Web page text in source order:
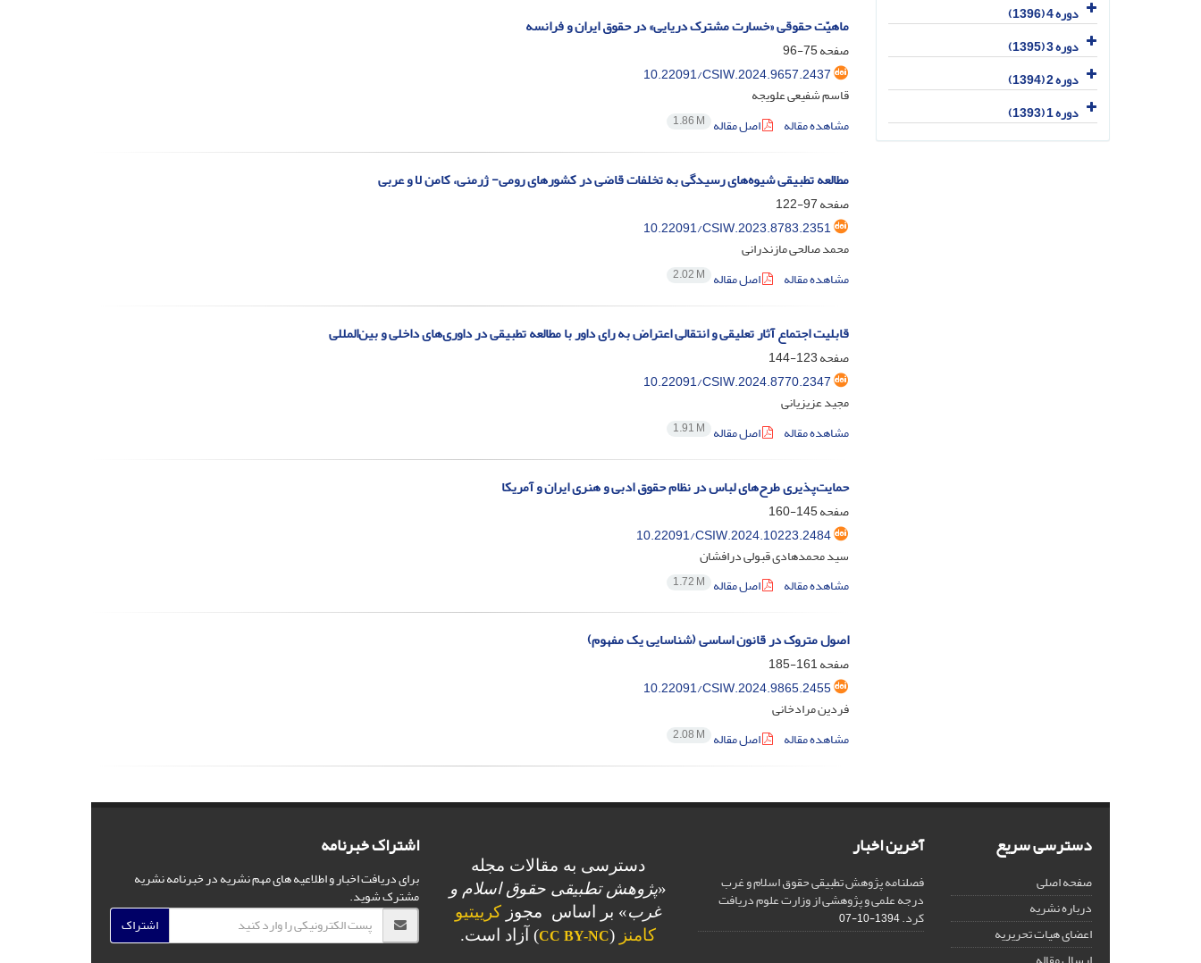
ماهیّت حقوقی «خسارت مشترک دریایی» در حقوق ایران و فرانسه
صفحه75-96
10.22091/CSIW.2024.9657.2437
قاسم شفیعی علویجه
مشاهده مقاله
اصل مقاله 1.86 M
مطالعه تطبیقی شیوه‌‌های رسیدگی به تخلفات قاضی در کشورهای رومی- ژرمنی، کامن لا و عربی
صفحه97-122
10.22091/CSIW.2023.8783.2351
محمد صالحی مازندرانی
مشاهده مقاله
اصل مقاله 2.02 M
قابلیت اجتماع آثار تعلیقی و انتقالی اعتراض به رای داور با مطالعه تطبیقی در داوری‌‌های داخلی و بین‌المللی
صفحه123-144
10.22091/CSIW.2024.8770.2347
مجید عزیزیانی
مشاهده مقاله
اصل مقاله 1.91 M
حمایت‌‌پذیری طرح‌‌های لباس در نظام حقوق ادبی و هنری ایران و آمریکا
صفحه145-160
10.22091/CSIW.2024.10223.2484
سید محمدهادی قبولی درافشان
مشاهده مقاله
اصل مقاله 1.72 M
اصول متروک در قانون اساسی (شناسایی یک مفهوم)
صفحه161-185
10.22091/CSIW.2024.9865.2455
فردین مرادخانی
مشاهده مقاله
اصل مقاله 2.08 M
دوره 4 (1396)
دوره 3 (1395)
دوره 2 (1394)
دوره 1 (1393)
دسترسی سریع
صفحه اصلی
درباره نشریه
اعضای هیات تحریریه
آخرین اخبار
فصلنامه پژوهش تطبیقی حقوق اسلام و غرب
درجه علمی و پژوهشی از وزارت علوم دریافت
کرد.1394-10-07
دسترسی به مقالات مجله
«پژوهش تطبیقی حقوق اسلام و
غرب» بر اساس مجوز کرییتیو
کامنز (
CC BY-NC) آزاد است.
اشتراک خبرنامه
برای دریافت اخبار و اطلاعیه های مهم نشریه در خبرنامه نشریه
مشترک شوید.
اشتراک